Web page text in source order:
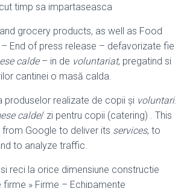
timp sa impartaseasca
grocery products, as well as Food
End of press release – defavorizate fie
calde– in de voluntariat, pregatind si
cantinei o masă calda.
produselor realizate de copii și voluntari.
calde/ zi pentru copii (catering) . This
Google to deliver its services, to
to analyze traffic.
reci la orice dimensiune constructie
» Firme – Echipamente